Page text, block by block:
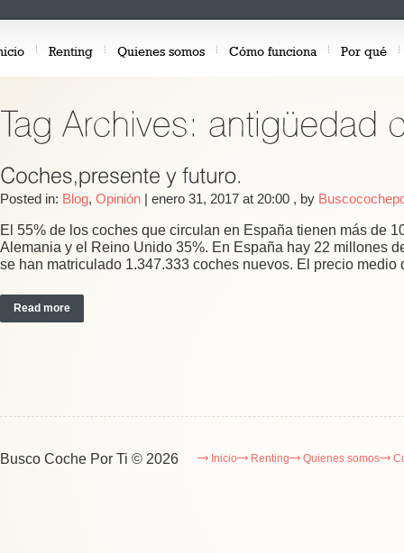
Renting Quienes somos Cómo funciona Por qué
Posted in: Blog, Opinión enero 31, 2017 at 20:00 , by
El 55% de los coches que circulan en España tienen más de
Alemania y el Reino Unido 35%. En España hay 22 millones
se han matriculado 1.347.333 coches nuevos. El precio medio
Read more
Inicio Renting Quienes somos
Busco Coche Por Ti © 2026